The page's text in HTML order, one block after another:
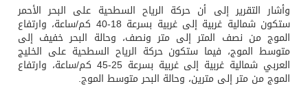
وأشار التقرير إلى أن حركة الرياح السطحية على البحر الأحمر
ستكون شمالية غربية إلى غربية بسرعة 18-40 كم/ساعة، وارتفاع
الموج من نصف المتر إلى متر ونصف، وحالة البحر خفيف إلى
متوسط الموج، فيما ستكون حركة الرياح السطحية على الخليج
العربي شمالية غربية إلى غربية بسرعة 25-45 كم/ساعة، وارتفاع
الموج من متر إلى مترين، وحالة البحر متوسط الموج.